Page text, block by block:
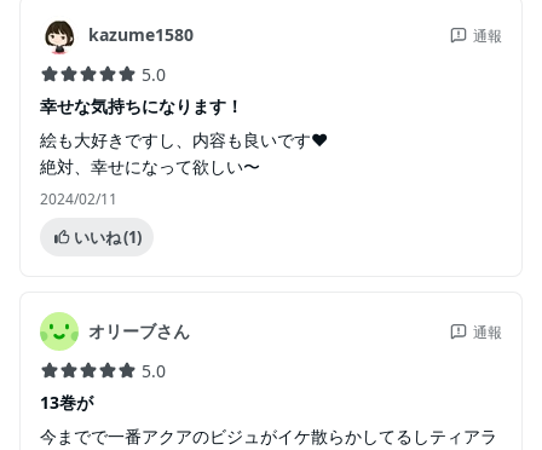
kazume1580 通報
5.0
幸せな気持ちになります！
絵も大好きですし、内容も良いです❤️
絶対、幸せになって欲しい〜
2024/02/11
いいね(1)
オリーブさん 通報
5.0
13巻が
今までで一番アクアのビジュがイケ散らかしてるしティアラ